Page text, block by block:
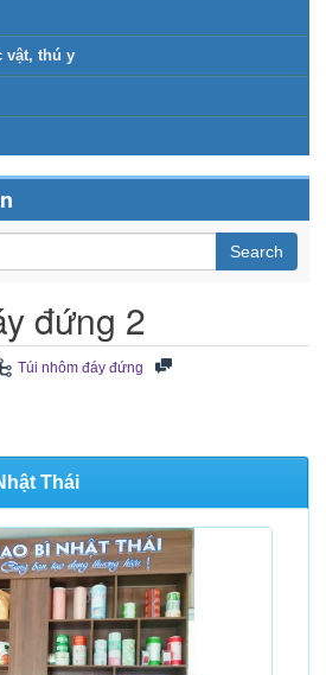
vật, thú y
đứng 2
Túi nhôm đáy đứng
Thái